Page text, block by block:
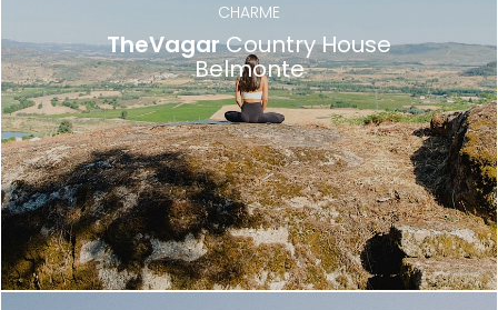
CHARME
TheVagarCountry House
Belmonte